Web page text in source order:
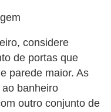
considere
de portas que
parede maior. As
banheiro
outro conjunto de